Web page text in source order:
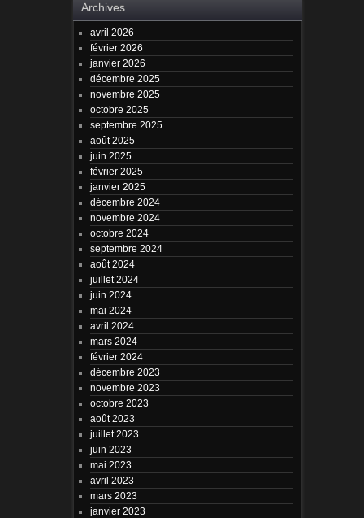
Archives
avril 2026
février 2026
janvier 2026
décembre 2025
novembre 2025
octobre 2025
septembre 2025
août 2025
juin 2025
février 2025
janvier 2025
décembre 2024
novembre 2024
octobre 2024
septembre 2024
août 2024
juillet 2024
juin 2024
mai 2024
avril 2024
mars 2024
février 2024
décembre 2023
novembre 2023
octobre 2023
août 2023
juillet 2023
juin 2023
mai 2023
avril 2023
mars 2023
janvier 2023